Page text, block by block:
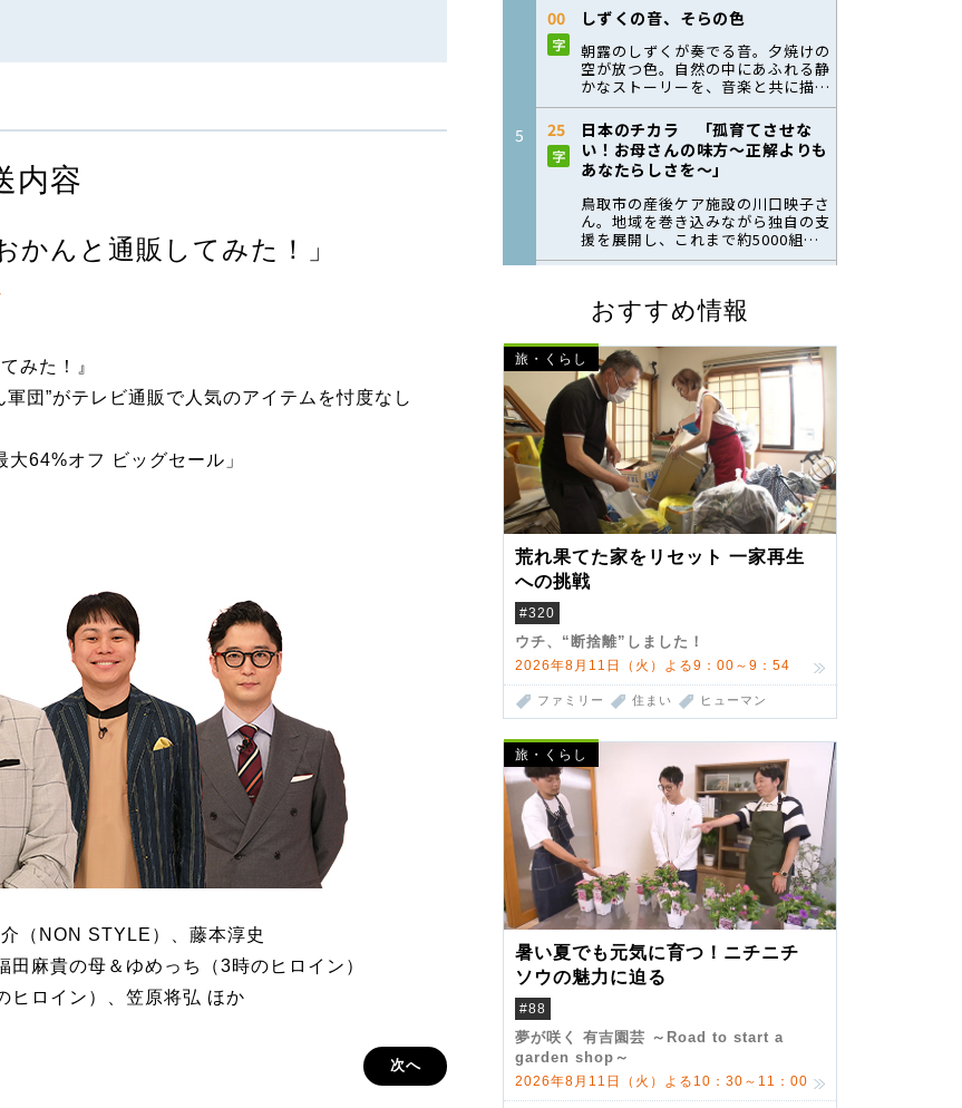
おすすめ情報
旅・くらし
荒れ果てた家をリセット 一家再生
への挑戦
#320
ウチ、“断捨離”しました！
2026年8月11日（火）よる9：00～9：54
ファミリー 住まい ヒューマン
旅・くらし
暑い夏でも元気に育つ！ニチニチ
ソウの魅力に迫る
#88
夢が咲く 有吉園芸 ～Road to start a
garden shop～
2026年8月11日（火）よる10：30～11：00
内容
かんと通販してみた！」
みた！』
団”がテレビ通販で人気のアイテムを忖度なし
64%オフ ビッグセール」
（NON STYLE）、藤本淳史
田麻貴の母＆ゆめっち（3時のヒロイン）
ヒロイン）、笠原将弘 ほか
次へ